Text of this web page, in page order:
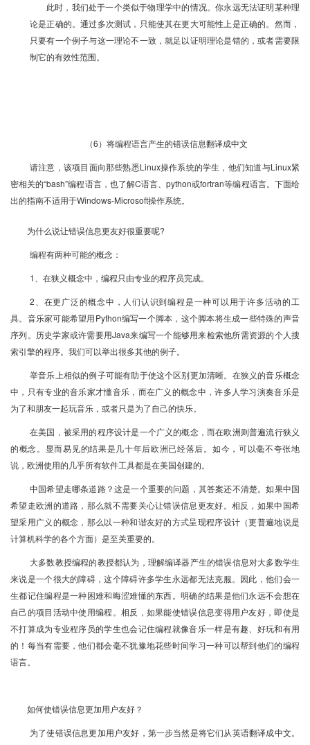
此时，我们处于一个类似于物理学中的情况。你永远无法证明某种理
论是正确的。通过多次测试，只能使其在更大可能性上是正确的。然而，
只要有一个例子与这一理论不一致，就足以证明理论是错的，或者需要限
制它的有效性范围。
（6）将编程语言产生的错误信息翻译成中文
请注意，该项目面向那些熟悉Linux操作系统的学生，他们知道与Linux紧
密相关的“bash”编程语言，也了解C语言、python或fortran等编程语言。下面给
出的指南不适用于Windows-Microsoft操作系统。
为什么说让错误信息更友好很重要呢?
编程有两种可能的概念：
1、在狭义概念中，编程只由专业的程序员完成。
2、在更广泛的概念中，人们认识到编程是一种可以用于许多活动的工
具。音乐家可能希望用Python编写一个脚本，这个脚本将生成一些特殊的声音
序列。历史学家或许需要用Java来编写一个能够用来检索他所需资源的个人搜
索引擎的程序。我们可以举出很多其他的例子。
举音乐上相似的例子可能有助于使这个区别更加清晰。在狭义的音乐概念
中，只有专业的音乐家才懂音乐，而在广义的概念中，许多人学习演奏音乐是
为了和朋友一起玩音乐，或者只是为了自己的快乐。
在美国，被采用的程序设计是一个广义的概念，而在欧洲则普遍流行狭义
的概念。显而易见的结果是几十年后欧洲已经落后。如今，可以毫不夸张地
说，欧洲使用的几乎所有软件工具都是在美国创建的。
中国希望走哪条道路？这是一个重要的问题，其答案还不清楚。如果中国
希望走欧洲的道路，那么就不需要关心让错误信息更友好。相反，如果中国希
望采用广义的概念，那么以一种和谐友好的方式呈现程序设计（更普遍地说是
计算机科学的各个方面）是至关重要的。
大多数教授编程的教授都认为，理解编译器产生的错误信息对大多数学生
来说是一个很大的障碍，这个障碍许多学生永远都无法克服。因此，他们会一
生都记住编程是一种困难和晦涩难懂的东西。明确的结果是他们永远不会想在
自己的项目活动中使用编程。相反，如果能使错误信息变得用户友好，即使是
不打算成为专业程序员的学生也会记住编程就像音乐一样是有趣、好玩和有用
的！每当有需要，他们都会毫不犹豫地花些时间学习一种可以帮到他们的编程
语言。
如何使错误信息更加用户友好？
为了使错误信息更加用户友好，第一步当然是将它们从英语翻译成中文。